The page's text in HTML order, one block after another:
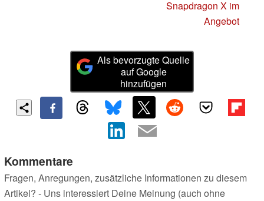
Snapdragon X im
Angebot
Als bevorzugte Quelle
auf Google
hinzufügen
Kommentare
Fragen, Anregungen, zusätzliche Informationen zu diesem
Artikel? - Uns interessiert Deine Meinung (auch ohne